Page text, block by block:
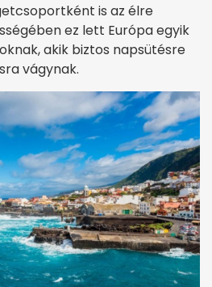
is az élre
ez lett Európa egyik
akik biztos napsütésre
vágynak.